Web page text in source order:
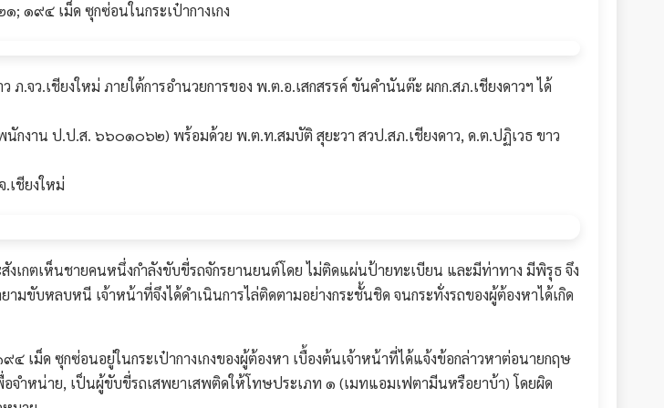
๑๙๔ เม็ด ซุกซ่อนในกระเป๋ากางเกง
ว.เชียงใหม่ ภายใต้การอำนวยการของ พ.ต.อ.เสกสรรค์ ขันคำนันต๊ะ ผกก.สภ.เชียงดาวฯ ได้
นักงาน ป.ป.ส. ๖๖๐๑๐๖๒) พร้อมด้วย พ.ต.ท.สมบัติ สุยะวา สวป.สภ.เชียงดาว, ด.ต.ปฏิเวธ ขาว
เชียงใหม่
เกตเห็นชายคนหนึ่งกำลังขับขี่รถจักรยานยนต์โดย ไม่ติดแผ่นป้ายทะเบียน และมีท่าทาง มีพิรุธ จึง
ขับหลบหนี เจ้าหน้าที่จึงได้ดำเนินการไล่ติดตามอย่างกระชั้นชิด จนกระทั่งรถของผู้ต้องหาได้เกิด
เม็ด ซุกซ่อนอยู่ในกระเป๋ากางเกงของผู้ต้องหา เบื้องต้นเจ้าหน้าที่ได้แจ้งข้อกล่าวหาต่อนายกฤษ
จำหน่าย, เป็นผู้ขับขี่รถเสพยาเสพติดให้โทษประเภท ๑ (เมทแอมเฟตามีนหรือยาบ้า) โดยผิด